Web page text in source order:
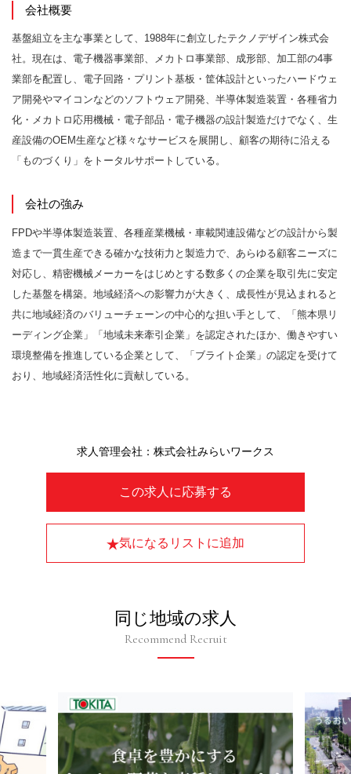
会社概要
基盤組立を主な事業として、1988年に創立したテクノデザイン株式会
社。現在は、電子機器事業部、メカトロ事業部、成形部、加工部の4事
業部を配置し、電子回路・プリント基板・筐体設計といったハードウェ
ア開発やマイコンなどのソフトウェア開発、半導体製造装置・各種省力
化・メカトロ応用機械・電子部品・電子機器の設計製造だけでなく、生
産設備のOEM生産など様々なサービスを展開し、顧客の期待に沿える
「ものづくり」をトータルサポートしている。
会社の強み
FPDや半導体製造装置、各種産業機械・車載関連設備などの設計から製
造まで一貫生産できる確かな技術力と製造力で、あらゆる顧客ニーズに
対応し、精密機械メーカーをはじめとする数多くの企業を取引先に安定
した基盤を構築。地域経済への影響力が大きく、成長性が見込まれると
共に地域経済のバリューチェーンの中心的な担い手として、「熊本県リ
ーディング企業」「地域未来牽引企業」を認定されたほか、働きやすい
環境整備を推進している企業として、「ブライト企業」の認定を受けて
おり、地域経済活性化に貢献している。
この求人に応募する
気になるリストに追加
求人管理会社：株式会社みらいワークス
同じ地域の求人
Recommend Recruit